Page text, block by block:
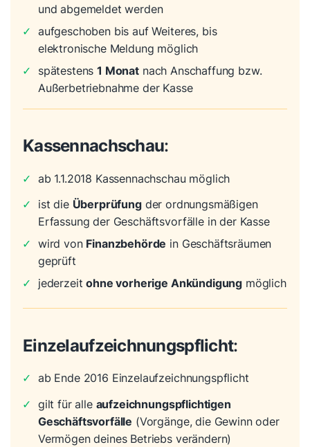
und abgemeldet werden
✓ aufgeschoben bis auf Weiteres, bis
elektronische Meldung möglich
✓ spätestens1 Monatnach Anschaffung bzw.
Außerbetriebnahme der Kasse
Kassennachschau:
✓ ab 1.1.2018 Kassennachschau möglich
✓ ist die Überprüfungder ordnungsmäßigen
Erfassung der Geschäftsvorfälle in der Kasse
✓ wird von Finanzbehörde in Geschäftsräumen
geprüft
✓ jederzeitohne vorherige Ankündigung möglich
Einzelaufzeichnungspflicht:
✓ ab Ende 2016 Einzelaufzeichnungspflicht
✓ gilt für alle aufzeichnungspflichtigen
Geschäftsvorfälle (Vorgänge, die Gewinn oder
Vermögen deines Betriebs verändern)